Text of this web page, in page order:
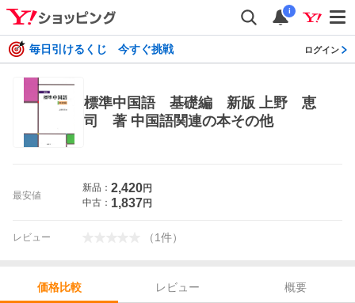
i
毎日引けるくじ 今すぐ挑戦 ログイン
標準中国語 基礎編 新版 上野 恵
司 著 中国語関連の本その他
最安値
新品： 2,420円
中古： 1,837円
レビュー （1件）
価格比較 レビュー
概要